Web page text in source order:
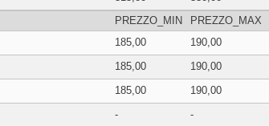
PREZZO_MIN PREZZO_MAX
185,00 190,00
185,00 190,00
185,00 190,00
- -